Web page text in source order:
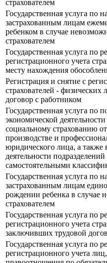
страхователем
Государственная услуга по
застрахованным лицам
ребенком в случае
страхователем
Государственная услуга по
регистрационного учета
месту нахождения
Регистрация и снятие с
страхователей -
договор с работником
Государственная услуга по
экономической
социальному страхованию
производстве и
юридического лица, а также
деятельности
самостоятельными
Государственная услуга по
застрахованным лицам
рождении ребенка в случае
страхователем
Государственная услуга по
регистрационного учета
заключивших трудовой
Государственная услуга по
регистрационного учета